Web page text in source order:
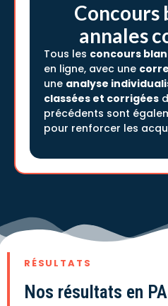
Concours
annales
Tous les concours
en ligne, avec une
une analyse
classées et corrigées
précédents sont
pour renforcer les
RÉSULTATS
Nos résultats en